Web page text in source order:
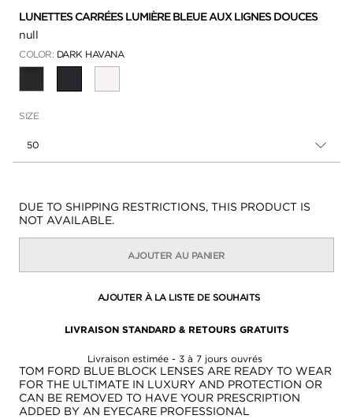
LUNETTES CARRÉES LUMIÈRE BLEUE AUX LIGNES DOUCES
null
COLOR: DARK HAVANA
SIZE
50
Disponibilité:
DUE TO SHIPPING RESTRICTIONS, THIS PRODUCT IS
NOT AVAILABLE.
AJOUTER AU PANIER
AJOUTER À LA LISTE DE SOUHAITS
LIVRAISON STANDARD & RETOURS GRATUITS
Livraison estimée - 3 à 7 jours ouvrés
TOM FORD BLUE BLOCK LENSES ARE READY TO WEAR
FOR THE ULTIMATE IN LUXURY AND PROTECTION OR
CAN BE REMOVED TO HAVE YOUR PRESCRIPTION
ADDED BY AN EYECARE PROFESSIONAL